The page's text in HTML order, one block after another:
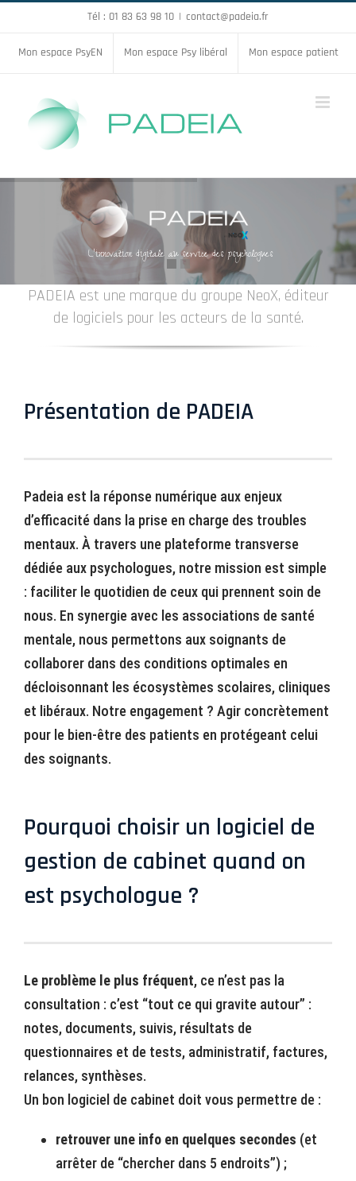
contenu
Tél : 01 83 63 98 10 | contact@padeia.fr
Mon espace PsyEN Mon espace Psy libéral Mon espace patient
L'innovation digitale au service des psychologues
PADEIA est une marque du groupe NeoX, éditeur
de logiciels pour les acteurs de la santé.
Présentation de PADEIA
Padeia est la réponse numérique aux enjeux
d’efficacité dans la prise en charge des troubles
mentaux. À travers une plateforme transverse
dédiée aux psychologues, notre mission est simple
: faciliter le quotidien de ceux qui prennent soin de
nous. En synergie avec les associations de santé
mentale, nous permettons aux soignants de
collaborer dans des conditions optimales en
décloisonnant les écosystèmes scolaires, cliniques
et libéraux. Notre engagement ? Agir concrètement
pour le bien-être des patients en protégeant celui
des soignants.
Pourquoi choisir un logiciel de
gestion de cabinet quand on
est psychologue ?
Le problème le plus fréquent, ce n’est pas la
consultation : c’est “tout ce qui gravite autour” :
notes, documents, suivis, résultats de
questionnaires et de tests, administratif, factures,
relances, synthèses.
Un bon logiciel de cabinet doit vous permettre de :
retrouver une info en quelques secondes (et
arrêter de “chercher dans 5 endroits”) ;